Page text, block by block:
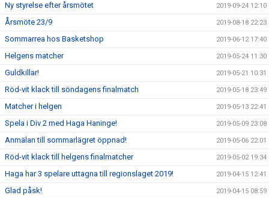
Ny styrelse efter årsmötet 2019-09-24 12:10
Årsmöte 23/9 2019-08-18 22:23
Sommarrea hos Basketshop 2019-06-12 17:40
Helgens matcher 2019-05-24 11:30
Guldkillar! 2019-05-21 10:31
Röd-vit klack till söndagens finalmatch 2019-05-18 23:49
Matcher i helgen 2019-05-13 22:41
Spela i Div 2 med Haga Haninge! 2019-05-09 23:08
Anmälan till sommarlägret öppnad! 2019-05-06 22:01
Röd-vit klack till helgens finalmatcher 2019-05-02 19:34
Haga har 3 spelare uttagna till regionslaget 2019! 2019-04-15 12:41
Glad påsk! 2019-04-15 08:59